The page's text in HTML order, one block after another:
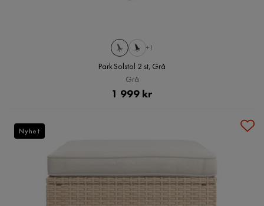
+1
Park Solstol 2 st, Grå
Grå
Pris
1 999 kr
Nyhet